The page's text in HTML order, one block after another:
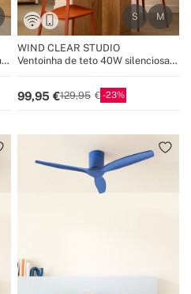
WIND CLEAR STUDIO
Ventoinha de teto 40W silenciosa
99,95 129,95 23